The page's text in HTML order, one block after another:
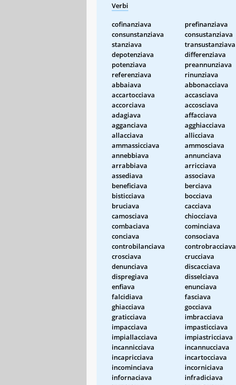
Verbi
cofinanziava prefinanziava
consunstanziava
consustanziava
stanziava
transustanziava
depotenziava
differenziava
potenziava
preannunziava
referenziava
rinunziava
abbaiava
abbonacciava
accartocciava
accasciava
accorciava
accosciava
adagiava
affacciava
agganciava
agghiacciava
allacciava
allicciava
ammassicciava
ammosciava
annebbiava
annunciava
arrabbiava
arricciava
assediava
associava
beneficiava
berciava
bisticciava
bocciava
bruciava
cacciava
camosciava
chiocciava
combaciava
cominciava
conciava
consociava
controbilanciava
controbracciava
crosciava
crucciava
denunciava
discacciava
dispregiava
disselciava
enfiava
enunciava
falcidiava
fasciava
ghiacciava
gocciava
graticciava
imbracciava
impacciava
impasticciava
impiallacciava
impiastricciava
incannicciava
incannucciava
incapricciava
incartocciava
incominciava
incorniciava
infornaciava
infradiciava